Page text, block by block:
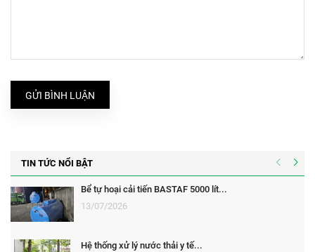
GỬI BÌNH LUẬN
TIN TỨC NỔI BẬT
Bể tự hoại cải tiến BASTAF 5000 lít...
13/07/2026
Hệ thống xử lý nước thải y tế...